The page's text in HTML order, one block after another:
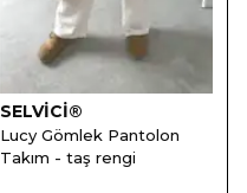
SELVİCİ®
Lucy Gömlek Pantolon
Takım - taş rengi